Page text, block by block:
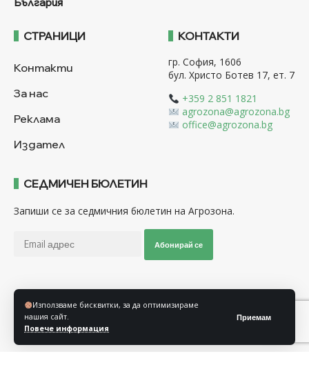
Използваме бисквитки, за да оптимизираме
нашия сайт.
Повече информация
Приемам
СТРАНИЦИ
Контакти
За нас
Реклама
Издател
КОНТАКТИ
гр. София, 1606
бул. Христо Ботев 17, ет. 7
+359 2 851 1821
agrozona@agrozona.bg
office@agrozona.bg
СЕДМИЧЕН БЮЛЕТИН
Запиши се за седмичния бюлетин на Агрозона.
Абонирай се
Последвайте ни